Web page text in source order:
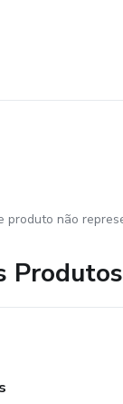
produto não
Produtos